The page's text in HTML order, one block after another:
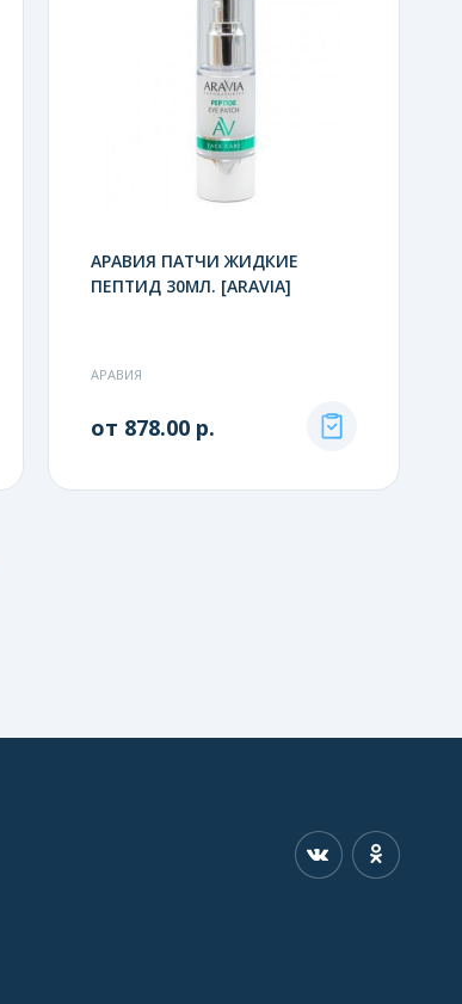
АРАВИЯ ПАТЧИ ЖИДКИЕ
ПЕПТИД 30МЛ. [ARAVIA]
АРАВИЯ
от 878.00 р.